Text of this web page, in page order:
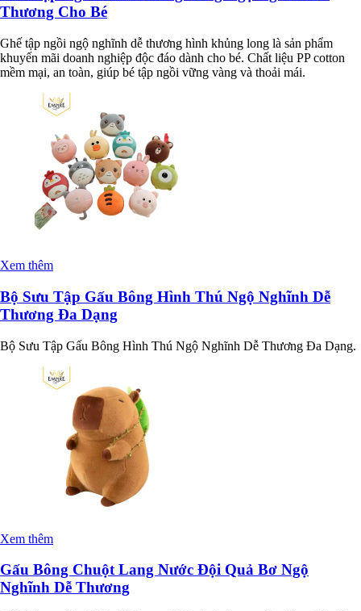
Thương Cho Bé
Ghế tập ngồi ngộ nghĩnh dễ thương hình khủng long là sản phẩm
khuyến mãi doanh nghiệp độc đáo dành cho bé. Chất liệu PP cotton
mềm mại, an toàn, giúp bé tập ngồi vững vàng và thoải mái.
Xem thêm
Bộ Sưu Tập Gấu Bông Hình Thú Ngộ Nghĩnh Dễ
Thương Đa Dạng
Bộ Sưu Tập Gấu Bông Hình Thú Ngộ Nghĩnh Dễ Thương Đa Dạng.
Xem thêm
Gấu Bông Chuột Lang Nước Đội Quả Bơ Ngộ
Nghĩnh Dễ Thương